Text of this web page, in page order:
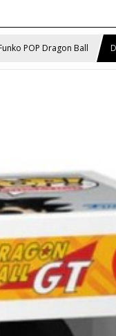
POP Dragon Ball